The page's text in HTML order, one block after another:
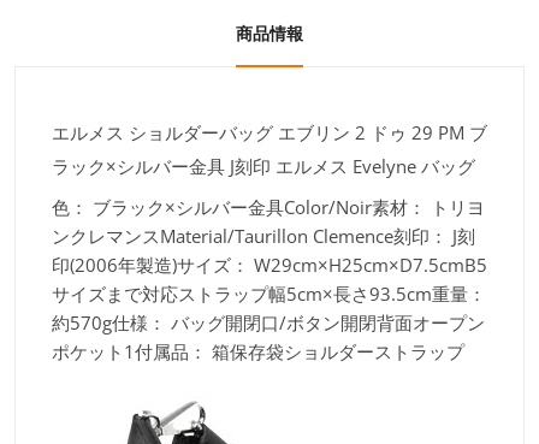
商品情報
エルメス ショルダーバッグ エブリン 2 ドゥ 29 PM ブ
ラック×シルバー金具 J刻印 エルメス Evelyne バッグ
色： ブラック×シルバー金具Color/Noir素材：
トリヨ
ンクレマンスMaterial/Taurillon Clemence刻印： J刻
印(2006年製造)サイズ： W29cm×H25cm×D7.5cmB5
サイズまで対応ストラップ幅5cm×長さ93.5cm重量：
約570g仕様： バッグ開閉口/ボタン開閉背面オープン
ポケット1付属品： 箱保存袋ショルダーストラップ